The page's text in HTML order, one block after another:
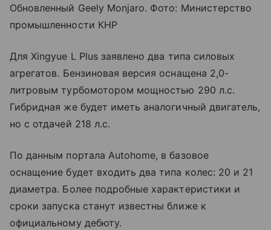
Обновленный Geely Monjaro. Фото: Министерство
промышленности КНР
Для Xingyue L Plus заявлено два типа силовых
агрегатов. Бензиновая версия оснащена 2,0-
литровым турбомотором мощностью 290 л.с.
Гибридная же будет иметь аналогичный двигатель,
но с отдачей 218 л.с.
По данным портала Autohome, в базовое
оснащение будет входить два типа колес: 20 и 21
диаметра. Более подробные характеристики и
сроки запуска станут известны ближе к
официальному дебюту.